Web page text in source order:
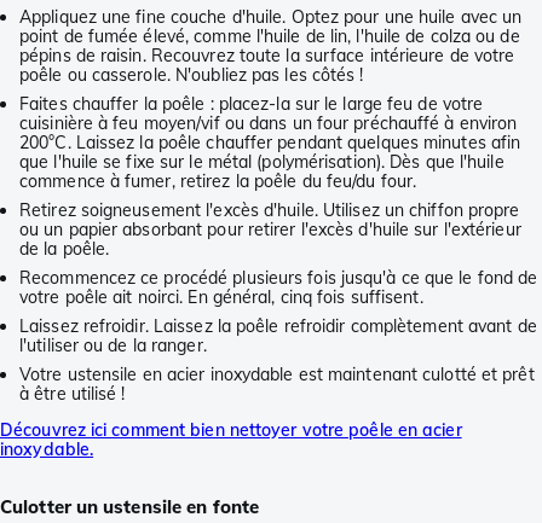
Appliquez une fine couche d'huile. Optez pour une huile avec un
point de fumée élevé, comme l'huile de lin, l'huile de colza ou de
pépins de raisin. Recouvrez toute la surface intérieure de votre
poêle ou casserole. N'oubliez pas les côtés !
Faites chauffer la poêle : placez-la sur le large feu de votre
cuisinière à feu moyen/vif ou dans un four préchauffé à environ
200°C. Laissez la poêle chauffer pendant quelques minutes afin
que l'huile se fixe sur le métal (polymérisation). Dès que l'huile
commence à fumer, retirez la poêle du feu/du four.
Retirez soigneusement l'excès d'huile. Utilisez un chiffon propre
ou un papier absorbant pour retirer l'excès d'huile sur l'extérieur
de la poêle.
Recommencez ce procédé plusieurs fois jusqu'à ce que le fond de
votre poêle ait noirci. En général, cinq fois suffisent.
Laissez refroidir. Laissez la poêle refroidir complètement avant de
l'utiliser ou de la ranger.
Votre ustensile en acier inoxydable est maintenant culotté et prêt
à être utilisé !
Découvrez ici comment bien nettoyer votre poêle en acier
inoxydable.
Culotter un ustensile en fonte